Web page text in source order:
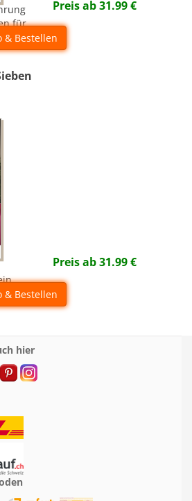
für
Preis ab31.99€
& Bestellen
Preis ab31.99€
& Bestellen
hier